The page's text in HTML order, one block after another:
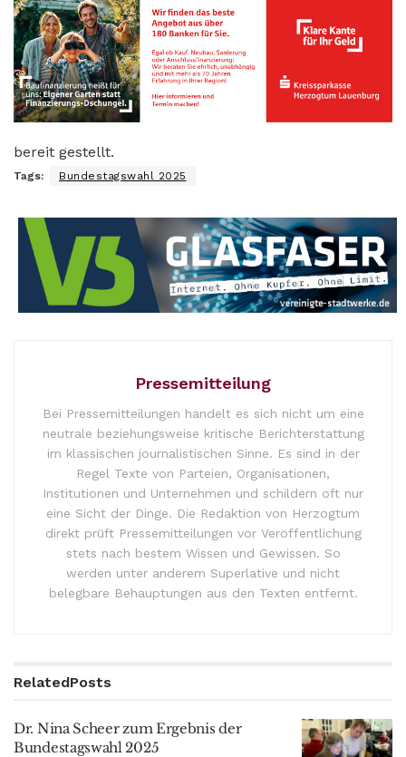
bereit gestellt.
Tags: Bundestagswahl 2025
Pressemitteilung
Bei Pressemitteilungen handelt es sich nicht um eine
neutrale beziehungsweise kritische Berichterstattung
im klassischen journalistischen Sinne. Es sind in der
Regel Texte von Parteien, Organisationen,
Institutionen und Unternehmen und schildern oft nur
eine Sicht der Dinge. Die Redaktion von Herzogtum
direkt prüft Pressemitteilungen vor Veröffentlichung
stets nach bestem Wissen und Gewissen. So
werden unter anderem Superlative und nicht
belegbare Behauptungen aus den Texten entfernt.
RelatedPosts
Dr. Nina Scheer zum Ergebnis der
Bundestagswahl 2025